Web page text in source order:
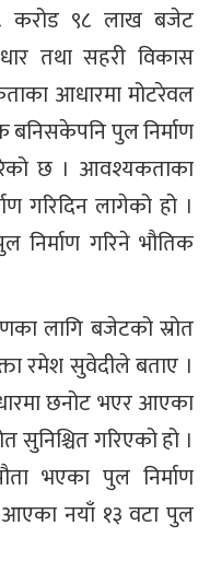
करोड ९८ लाख बजेट
तथा सहरी विकास
आधारमा मोटरेवल
पुल निर्माण
छ । आवश्यकताका
गरिदिन लागेको हो ।
गरिने भौतिक
लागि बजेटको स्रोत
रमेश सुवेदीले बताए ।
छनोट भएर आएका
सुनिश्चित गरिएको हो ।
भएका पुल निर्माण
नयाँ १३ वटा पुल